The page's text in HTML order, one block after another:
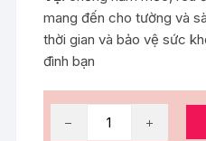
mang đến cho tường và
thời gian và bảo vệ sức
đình bạn